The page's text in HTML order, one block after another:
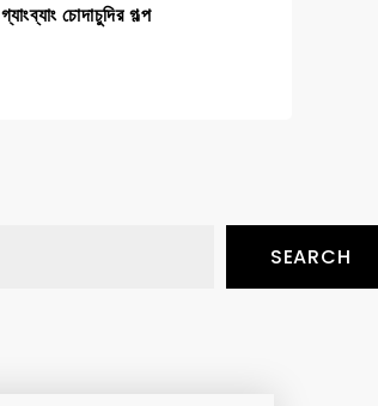
গ্যাংব্যাং চোদাচুদির গল্প
SEARCH